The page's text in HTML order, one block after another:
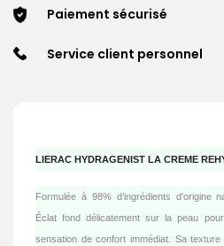
Paiement sécurisé
Service client personnel
LIERAC HYDRAGENIST LA CREME
Formulée à 98% d’ingrédients d’origine
Éclat fond délicatement sur la peau
sensation de confort immédiat. Sa